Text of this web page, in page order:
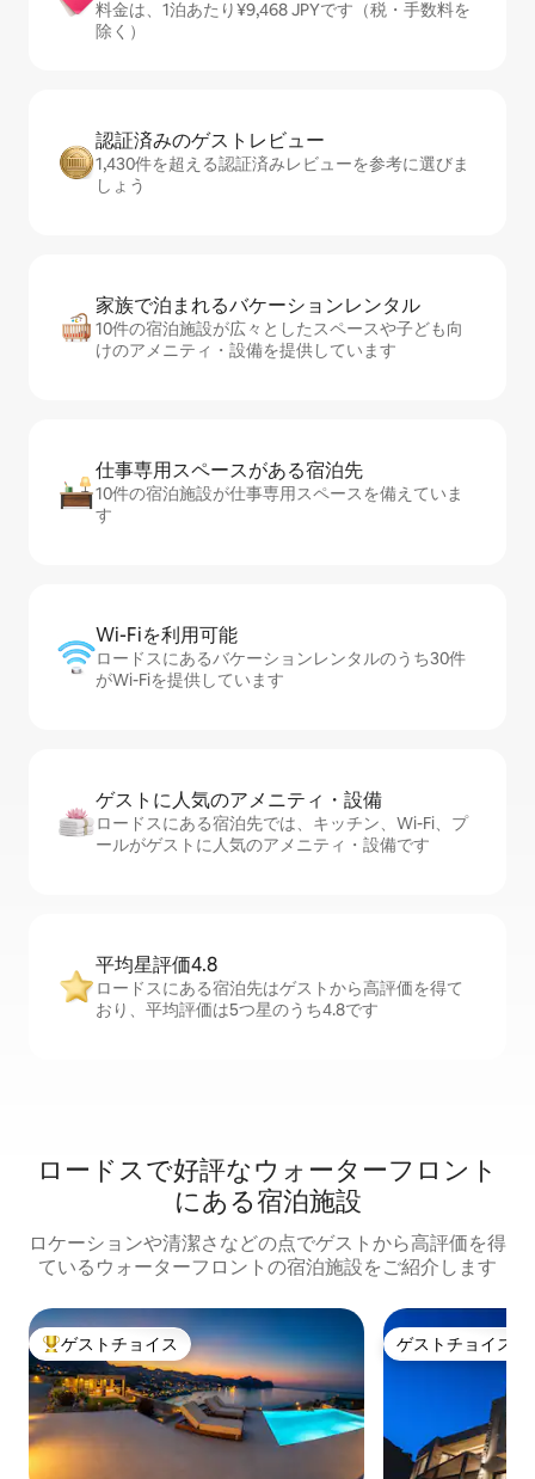
料金は、1泊あたり¥9,468 JPYです（税・手数料を
除く）
認証済みのゲ⁠ス⁠ト⁠レ⁠ビ⁠ュ⁠ー
1,430件を超える認証済みレビューを参考に選びま
しょう
家族で泊まれるバ⁠ケ⁠ー⁠シ⁠ョ⁠ンレ⁠ン⁠タ⁠ル
10件の宿泊施設が広々としたスペースや子ども向
けのアメニティ・設備を提供しています
仕事専用ス⁠ペ⁠ー⁠スがあ⁠る宿⁠泊⁠先
10件の宿泊施設が仕事専用スペースを備えていま
す
Wi-Fiを利⁠用⁠可⁠能
ロードスにあるバケーションレンタルのうち30件
がWi-Fiを提供しています
ゲストに人⁠気⁠のア⁠メ⁠ニ⁠テ⁠ィ・設⁠備
ロードスにある宿泊先では、キッチン、Wi-Fi、プ
ールがゲストに人気のアメニティ・設備です
平均星評価4.8
ロードスにある宿泊先はゲストから高評価を得て
おり、平均評価は5つ星のうち4.8です
ロードスで好評なウォーターフロント
にある宿泊施設
ロケーションや清潔さなどの点でゲストから高評価を得
ているウォーターフロントの宿泊施設をご紹介します
大好評のゲストチョイスです。
ゲストチョイス ゲストチョイス
ゲストチョイス